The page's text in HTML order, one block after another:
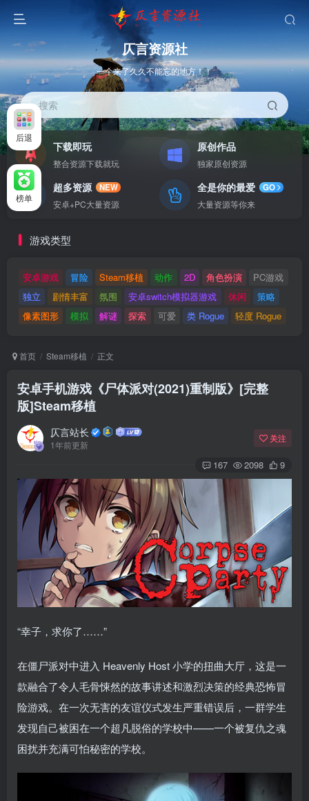
仄言资源社
一个来了久久不能忘的地方！！
搜索
下载即玩
整合资源下载就玩
原创作品
独家原创资源
超多资源
NEW
安卓+PC大量资源
全是你的最爱
GO
大量资源等你来
游戏类型
安卓游戏 冒险 Steam移植 动作 2D 角色扮演
PC游戏
独立
剧情丰富 氛围 安卓switch模拟器游戏 休闲
策略
像素图形
模拟 解谜 探索 可爱 类 Rogue 轻度 Rogue
首页 Steam移植 正文
安卓手机游戏《尸体派对(2021)重制版》[完整
版]Steam移植
仄言站长
1年前更新
关注
167 2098 9
“幸子，求你了……”
在僵尸派对中进入 Heavenly Host 小学的扭曲大厅，这是一
款融合了令人毛骨悚然的故事讲述和激烈决策的经典恐怖冒
险游戏。在一次无害的友谊仪式发生严重错误后，一群学生
发现自己被困在一个超凡脱俗的学校中——一个被复仇之魂
困扰并充满可怕秘密的学校。
后退
榜单